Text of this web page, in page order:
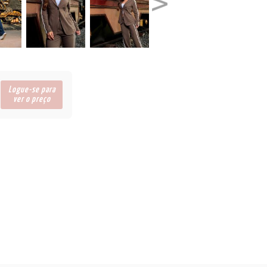
Logue-se para
ver o preço